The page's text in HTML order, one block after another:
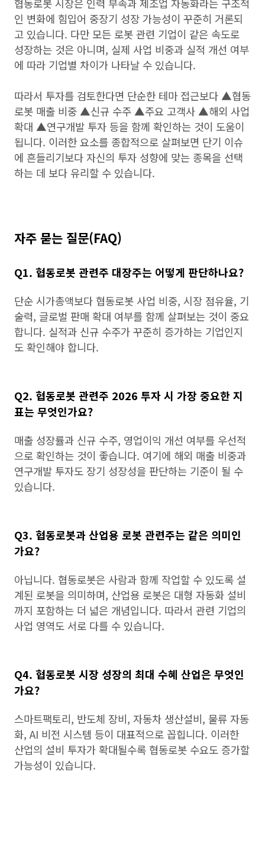
협동로봇 시장은 인력 부족과 제조업 자동화라는 구조적
인 변화에 힘입어 중장기 성장 가능성이 꾸준히 거론되
고 있습니다. 다만 모든 로봇 관련 기업이 같은 속도로
성장하는 것은 아니며, 실제 사업 비중과 실적 개선 여부
에 따라 기업별 차이가 나타날 수 있습니다.
따라서 투자를 검토한다면 단순한 테마 접근보다 ▲협동
로봇 매출 비중 ▲신규 수주 ▲주요 고객사 ▲해외 사업
확대 ▲연구개발 투자 등을 함께 확인하는 것이 도움이
됩니다. 이러한 요소를 종합적으로 살펴보면 단기 이슈
에 흔들리기보다 자신의 투자 성향에 맞는 종목을 선택
하는 데 보다 유리할 수 있습니다.
자주 묻는 질문(FAQ)
Q1. 협동로봇 관련주 대장주는 어떻게 판단하나요?
단순 시가총액보다 협동로봇 사업 비중, 시장 점유율, 기
술력, 글로벌 판매 확대 여부를 함께 살펴보는 것이 중요
합니다. 실적과 신규 수주가 꾸준히 증가하는 기업인지
도 확인해야 합니다.
Q2. 협동로봇 관련주 2026 투자 시 가장 중요한 지
표는 무엇인가요?
매출 성장률과 신규 수주, 영업이익 개선 여부를 우선적
으로 확인하는 것이 좋습니다. 여기에 해외 매출 비중과
연구개발 투자도 장기 성장성을 판단하는 기준이 될 수
있습니다.
Q3. 협동로봇과 산업용 로봇 관련주는 같은 의미인
가요?
아닙니다. 협동로봇은 사람과 함께 작업할 수 있도록 설
계된 로봇을 의미하며, 산업용 로봇은 대형 자동화 설비
까지 포함하는 더 넓은 개념입니다. 따라서 관련 기업의
사업 영역도 서로 다를 수 있습니다.
Q4. 협동로봇 시장 성장의 최대 수혜 산업은 무엇인
가요?
스마트팩토리, 반도체 장비, 자동차 생산설비, 물류 자동
화, AI 비전 시스템 등이 대표적으로 꼽힙니다. 이러한
산업의 설비 투자가 확대될수록 협동로봇 수요도 증가할
가능성이 있습니다.